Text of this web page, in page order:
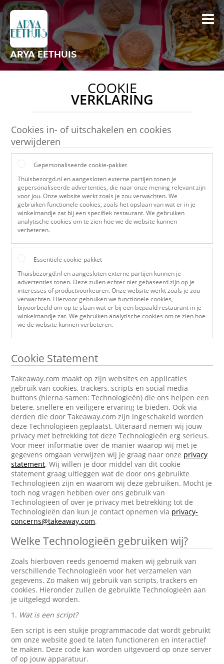
ARYA EETHUIS
COOKIE
VERKLARING
Cookies in- of uitschakelen en cookies
verwijderen
Gepersonaliseerde cookie-pakket
Thuisbezorgd.nl en aangesloten externe partijen tonen je
gepersonaliseerde advertenties, die naar onze mening relevant zijn
voor jou. Onze website werkt zoals je zou verwachten. We
gebruiken functionele cookies, zoals het opslaan van wat er in je
winkelmandje zat bij een specifiek restaurant. We gebruiken
analytische cookies om te zien hoe we de website kunnen
verbeteren.
Essentiële cookie-pakket
Thuisbezorgd.nl en aangesloten externe partijen kunnen je
advertenties tonen. Deze zullen echter niet gebaseerd zijn op je
interesses of productvoorkeuren. Onze website werkt zoals je zou
verwachten. Hiervoor gebruiken we functionele cookies,
bijvoorbeeld om op te slaan wat er bij een bepaald restaurant in je
winkelmandje zat. We gebruiken analytische cookies om te zien hoe
we de website kunnen verbeteren.
Cookie Statement
Takeaway.com maakt op zijn websites en applicaties
gebruik van cookies, trackers, scripts en social media
buttons (hierna samen: Technologieën) die ons helpen een
betere, snellere en veiligere ervaring te bieden. Ook via
derden die door Takeaway.com zijn ingeschakeld worden
deze Technologieën geplaatst. Uiteraard nemen wij jouw
privacy met betrekking tot deze Technologieën erg serieus.
Voor meer informatie over de manier waarop wij met je
gegevens omgaan verwijzen wij je graag naar onze privacy
statement. Wij willen je door middel van dit cookie
statement graag uitleggen wat de door ons gebruikte
Technologieën zijn en waarom wij deze gebruiken. Mocht je
toch nog vragen hebben over ons gebruik van
Technologieën of over je privacy met betrekking tot de
Technologieën dan kun je contact opnemen via privacy-
concerns@takeaway.com.
Welke Technologieën gebruiken wij?
Zoals hierboven reeds genoemd maken wij gebruik van
verschillende Technologieën voor het verzamelen van
gegevens. Zo maken wij gebruik van scripts, trackers en
cookies. Hieronder zullen de gebruikte Technologieën aan
je uitgelegd worden.
1. Wat is een script?
Een script is een stukje programmacode dat wordt gebruikt
om onze website goed te laten functioneren en interactief
te maken. Deze code kan worden uitgevoerd op onze server
of op jouw apparatuur.